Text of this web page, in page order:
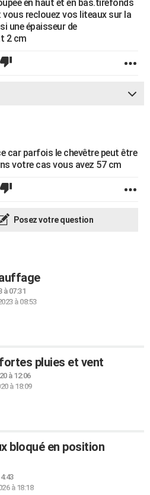
en haut et en bas.tirefonds
reclouez vos liteaux sur la
une épaisseur de
2 cm
car parfois le chevêtre peut être
votre cas vous avez 57 cm
Posez votre question
à 07:31
à 08:53
pluies et vent
à 12:06
à 18:09
bloqué en position
à 18:18